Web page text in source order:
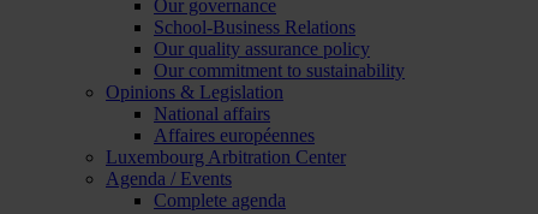
Our governance
School-Business Relations
Our quality assurance policy
Our commitment to sustainability
Opinions & Legislation
National affairs
Affaires européennes
Luxembourg Arbitration Center
Agenda / Events
Complete agenda